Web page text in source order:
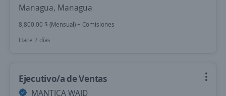
Managua, Managua
8,800.00 $ (Mensual) + Comisiones
Hace 2 días
Ejecutivo/a de Ventas
MANTICA WAID